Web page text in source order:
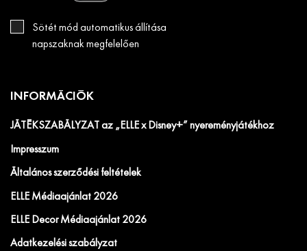
Sötét mód automatikus állítása
napszaknak megfelelően
INFORMÁCIÓK
JÁTÉKSZABÁLYZAT az „ELLE x Disney+” nyereményjátékhoz
Impresszum
Általános szerződési feltételek
ELLE Médiaajánlat 2026
ELLE Decor Médiaajánlat 2026
Adatkezelési szabályzat